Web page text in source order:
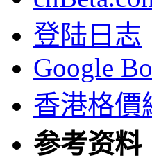
登陆日志
Google
香港格價
参考资料